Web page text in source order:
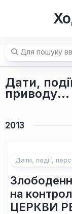
Дати,
приводу…
2013
Дати, події,
на
ЦЕРКВИ